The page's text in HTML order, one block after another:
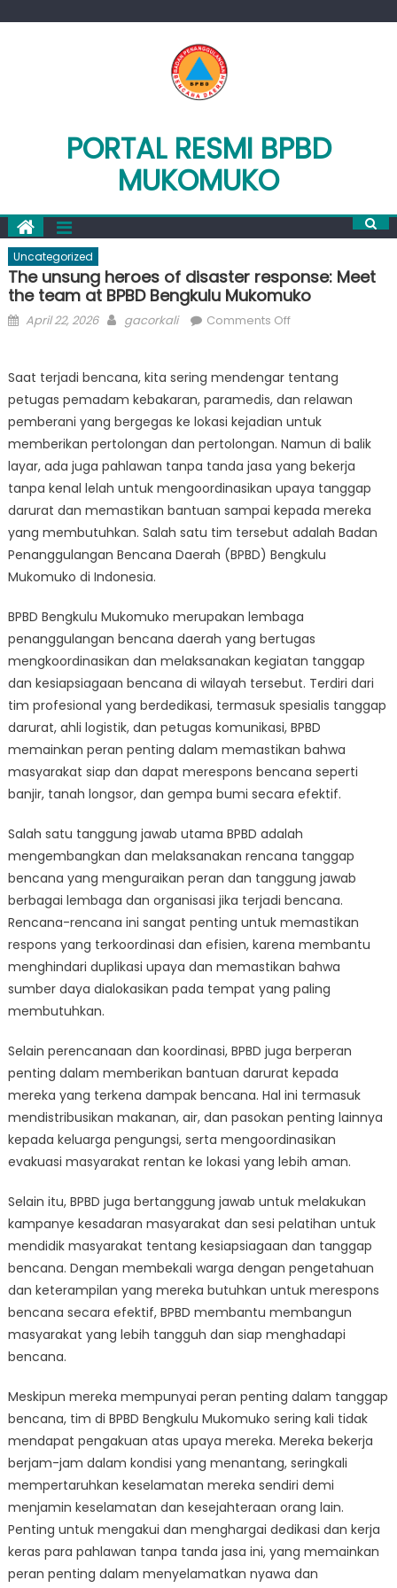
PORTAL RESMI BPBD
MUKOMUKO
Uncategorized
The unsung heroes of disaster response: Meet
the team at BPBD Bengkulu Mukomuko
Posted
April 22, 2026 Author
gacorkali Comments Offon
heroes
of
disaster
response:
Meet
the
team
at
BPBD
Bengkulu
Saat terjadi bencana, kita sering mendengar tentang
petugas pemadam kebakaran, paramedis, dan relawan
pemberani yang bergegas ke lokasi kejadian untuk
memberikan pertolongan dan pertolongan. Namun di balik
layar, ada juga pahlawan tanpa tanda jasa yang bekerja
tanpa kenal lelah untuk mengoordinasikan upaya tanggap
darurat dan memastikan bantuan sampai kepada mereka
yang membutuhkan. Salah satu tim tersebut adalah Badan
Penanggulangan Bencana Daerah (BPBD) Bengkulu
Mukomuko di Indonesia.
BPBD Bengkulu Mukomuko merupakan lembaga
penanggulangan bencana daerah yang bertugas
mengkoordinasikan dan melaksanakan kegiatan tanggap
dan kesiapsiagaan bencana di wilayah tersebut. Terdiri dari
tim profesional yang berdedikasi, termasuk spesialis tanggap
darurat, ahli logistik, dan petugas komunikasi, BPBD
memainkan peran penting dalam memastikan bahwa
masyarakat siap dan dapat merespons bencana seperti
banjir, tanah longsor, dan gempa bumi secara efektif.
Salah satu tanggung jawab utama BPBD adalah
mengembangkan dan melaksanakan rencana tanggap
bencana yang menguraikan peran dan tanggung jawab
berbagai lembaga dan organisasi jika terjadi bencana.
Rencana-rencana ini sangat penting untuk memastikan
respons yang terkoordinasi dan efisien, karena membantu
menghindari duplikasi upaya dan memastikan bahwa
sumber daya dialokasikan pada tempat yang paling
membutuhkan.
Selain perencanaan dan koordinasi, BPBD juga berperan
penting dalam memberikan bantuan darurat kepada
mereka yang terkena dampak bencana. Hal ini termasuk
mendistribusikan makanan, air, dan pasokan penting lainnya
kepada keluarga pengungsi, serta mengoordinasikan
evakuasi masyarakat rentan ke lokasi yang lebih aman.
Selain itu, BPBD juga bertanggung jawab untuk melakukan
kampanye kesadaran masyarakat dan sesi pelatihan untuk
mendidik masyarakat tentang kesiapsiagaan dan tanggap
bencana. Dengan membekali warga dengan pengetahuan
dan keterampilan yang mereka butuhkan untuk merespons
bencana secara efektif, BPBD membantu membangun
masyarakat yang lebih tangguh dan siap menghadapi
bencana.
Meskipun mereka mempunyai peran penting dalam tanggap
bencana, tim di BPBD Bengkulu Mukomuko sering kali tidak
mendapat pengakuan atas upaya mereka. Mereka bekerja
berjam-jam dalam kondisi yang menantang, seringkali
mempertaruhkan keselamatan mereka sendiri demi
menjamin keselamatan dan kesejahteraan orang lain.
Penting untuk mengakui dan menghargai dedikasi dan kerja
keras para pahlawan tanpa tanda jasa ini, yang memainkan
peran penting dalam menyelamatkan nyawa dan